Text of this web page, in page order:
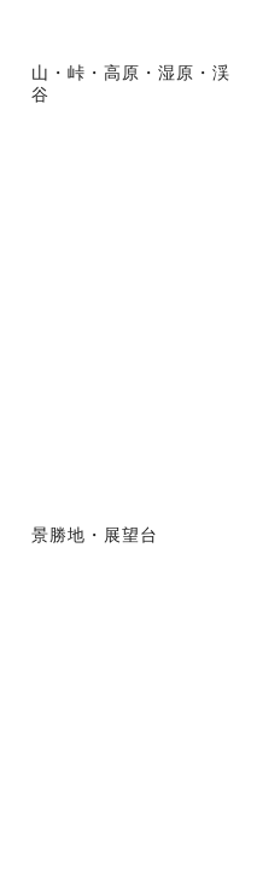
山・峠・高原・湿原・渓
谷
景勝地・展望台